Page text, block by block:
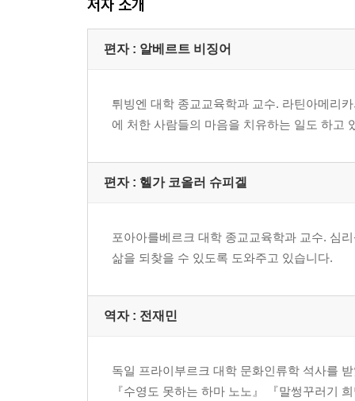
종교의 본질을 알면 더 넓은 시각으로 세상을 이해
2005년 통계청 조사에 의하면 우리나라 인구의
학교에서는 1학년의 경우 한 교실 학생의 90%
“종교는 싸움이 아니라 평화를 위한 것이에요.”
“종교가 다양한 것은 사람들이 다양한 것과 관련이
위해서는 때로 고통도 감수해야 하고, “미안해
어린이를 위한 인문 시리즈 종교 이야기
신비에 관해 의견을 나누고 고민해 보는 것은 무척
이 책은 어린이들의 인문적 소양을 높이도록
들어가는 말
정의롭다는 것은 무엇인가요?
저자 소개
편자 : 알베르트 비징어
튀빙엔 대학 종교교육학과 교수. 라틴아메리
에 처한 사람들의 마음을 치유하는 일도 하고
편자 : 헬가 코올러 슈피겔
포아아를베르크 대학 종교교육학과 교수. 심
삶을 되찾을 수 있도록 도와주고 있습니다.
역자 : 전재민
독일 프라이부르크 대학 문화인류학 석사를
『수영도 못하는 하마 노노』 『말썽꾸러기